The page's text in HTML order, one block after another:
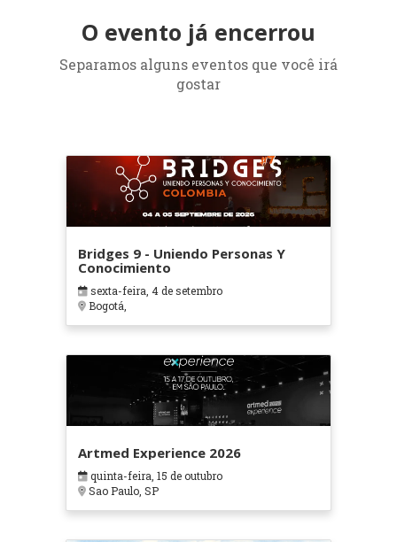
O evento já encerrou
Separamos alguns eventos que você irá
gostar
Bridges 9 - Uniendo Personas Y
Conocimiento
sexta-feira, 4 de setembro
Bogotá,
Artmed Experience 2026
quinta-feira, 15 de outubro
Sao Paulo, SP